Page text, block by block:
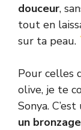
douceur,
tout en
sur ta peau.
Pour celles
olive, je te
Sonya.
un